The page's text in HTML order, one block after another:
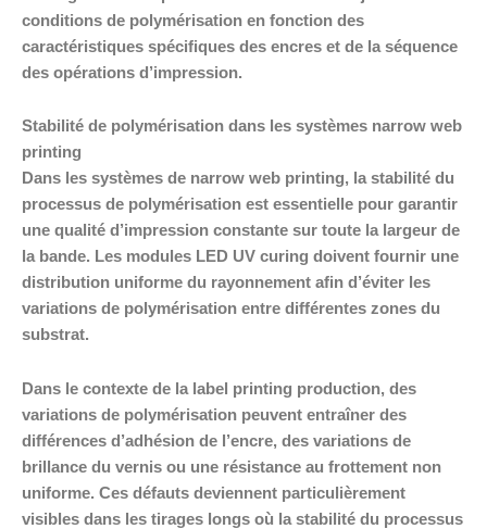
conditions de polymérisation en fonction des
caractéristiques spécifiques des encres et de la séquence
des opérations d’impression.
Stabilité de polymérisation dans les systèmes narrow web
printing
Dans les systèmes de narrow web printing, la stabilité du
processus de polymérisation est essentielle pour garantir
une qualité d’impression constante sur toute la largeur de
la bande. Les modules LED UV curing doivent fournir une
distribution uniforme du rayonnement afin d’éviter les
variations de polymérisation entre différentes zones du
substrat.
Dans le contexte de la label printing production, des
variations de polymérisation peuvent entraîner des
différences d’adhésion de l’encre, des variations de
brillance du vernis ou une résistance au frottement non
uniforme. Ces défauts deviennent particulièrement
visibles dans les tirages longs où la stabilité du processus